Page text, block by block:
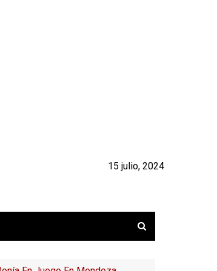
15 julio, 2024